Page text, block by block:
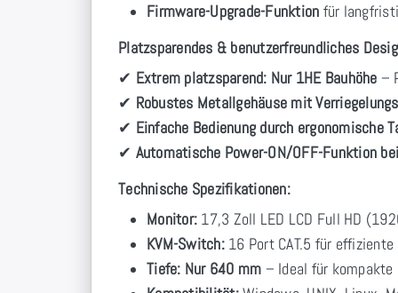
Firmware-Upgrade-Funktion für
Platzsparendes & benutzerfreundliches
✔ Extrem platzsparend: Nur 1HE Bauhöhe –
✔ Robustes Metallgehäuse mit
✔ Einfache Bedienung durch ergonomische
✔ Automatische Power-ON/OFF-Funktion
Technische Spezifikationen:
Monitor: 17,3 Zoll LED LCD Full HD
KVM-Switch:16 Port CAT.5 für
Tiefe: Nur 640 mm – Ideal für kompakte